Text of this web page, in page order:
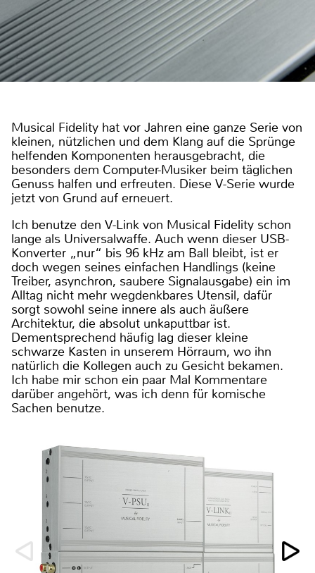
Musical Fidelity hat vor Jahren eine ganze Serie von
kleinen, nützlichen und dem Klang auf die Sprünge
helfenden Komponenten herausgebracht, die
besonders dem Computer-Musiker beim täglichen
Genuss halfen und erfreuten. Diese V-Serie wurde
jetzt von Grund auf erneuert.
Ich benutze den V-Link von Musical Fidelity schon
lange als Universalwaffe. Auch wenn dieser USB-
Konverter „nur“ bis 96 kHz am Ball bleibt, ist er
doch wegen seines einfachen Handlings (keine
Treiber, asynchron, saubere Signalausgabe) ein im
Alltag nicht mehr wegdenkbares Utensil, dafür
sorgt sowohl seine innere als auch äußere
Architektur, die absolut unkaputtbar ist.
Dementsprechend häufig lag dieser kleine
schwarze Kasten in unserem Hörraum, wo ihn
natürlich die Kollegen auch zu Gesicht bekamen.
Ich habe mir schon ein paar Mal Kommentare
darüber angehört, was ich denn für komische
Sachen benutze.